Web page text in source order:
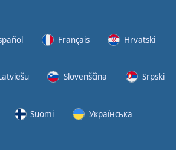
Français Hrvatski
Slovenščina Srpski
Suomi Українська